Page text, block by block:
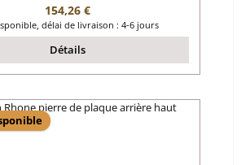
Prix régulier :
154,26 €
délai de livraison : 4-6 jours
Détails